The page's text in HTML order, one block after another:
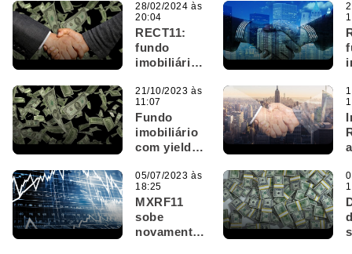
locação
com
inquilino
por 5 anos;
veja qual
RECT11:
fundo
imobiliário
contrato
por 3 anos;
haverá
mudança
nos
28/02/2024 às
20:04
Fundo
imobiliário
com yield
anuncia
novos
dividendos
e outro FII
“investe
21/10/2023 às
11:07
MXRF11
sobe
novamente,
05/07/2023 às
18:25